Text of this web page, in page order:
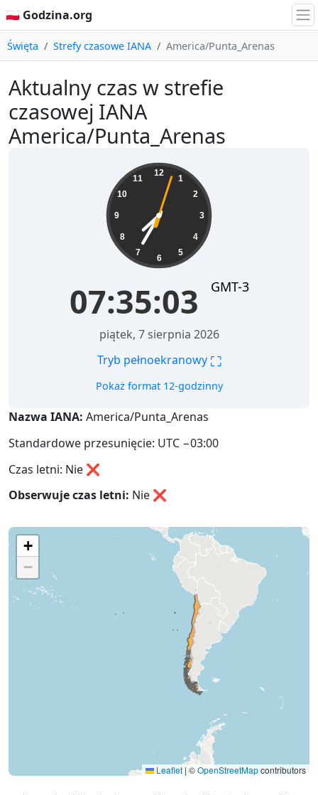
🇵🇱 Godzina.org
Święta Strefy czasowe IANA America/Punta_Arenas
Aktualny czas w strefie
czasowej IANA
America/Punta_Arenas
12
1
2
3
4
5
6
7
8
9
10
11
07:35:03 GMT-3
piątek, 7 sierpnia 2026
Tryb pełnoekranowy ⛶
Pokaż format 12-godzinny
Nazwa IANA: America/Punta_Arenas
Standardowe przesunięcie: UTC −03:00
Czas letni: Nie ❌
Obserwuje czas letni: Nie ❌
+
−
Leaflet | ©OpenStreetMapcontributors